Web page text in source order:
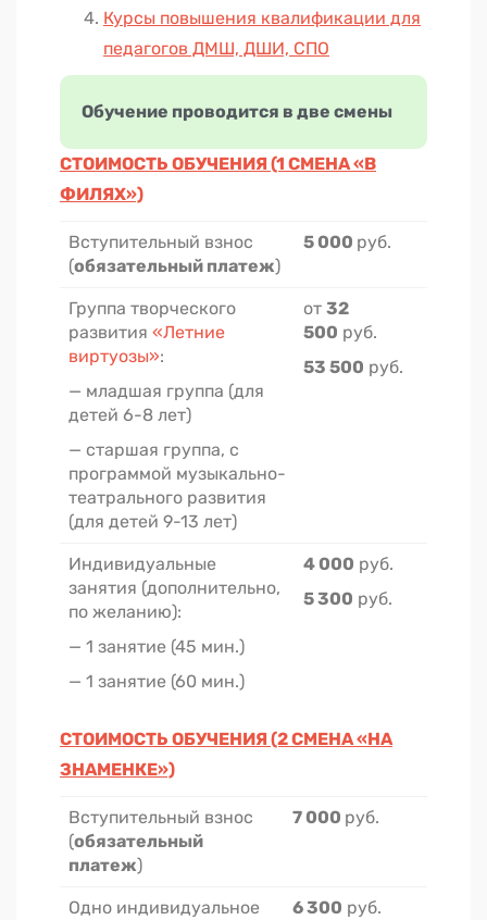
Курсы повышения квалификации для
педагогов ДМШ, ДШИ, СПО
Обучение проводится в две смены
СТОИМОСТЬ ОБУЧЕНИЯ (1 СМЕНА «В
ФИЛЯХ»)
Вступительный взнос
(обязательный платеж)
5 000 руб.
Группа творческого
развития «Летние
виртуозы»:
— младшая группа (для
детей 6-8 лет)
— старшая группа, с
программой музыкально-
театрального развития
(для детей 9-13 лет)
от 32
500 руб.
53 500 руб.
Индивидуальные
занятия (дополнительно,
по желанию):
— 1 занятие (45 мин.)
— 1 занятие (60 мин.)
4 000 руб.
5 300 руб.
СТОИМОСТЬ ОБУЧЕНИЯ (2 СМЕНА «НА
ЗНАМЕНКЕ»)
Вступительный взнос
(обязательный
платеж)
7 000 руб.
Одно индивидуальное
6 300 руб.